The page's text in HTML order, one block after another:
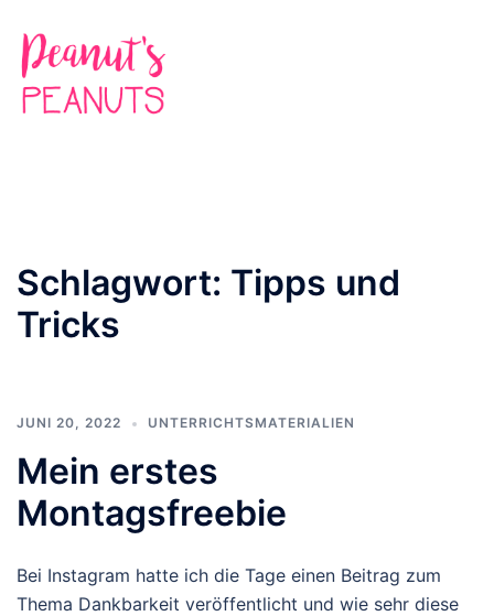
Inhalt
springen
Schlagwort: Tipps und
Tricks
JUNI 20, 2022 UNTERRICHTSMATERIALIEN
Mein erstes
Montagsfreebie
Bei Instagram hatte ich die Tage einen Beitrag zum
Thema Dankbarkeit veröffentlicht und wie sehr diese